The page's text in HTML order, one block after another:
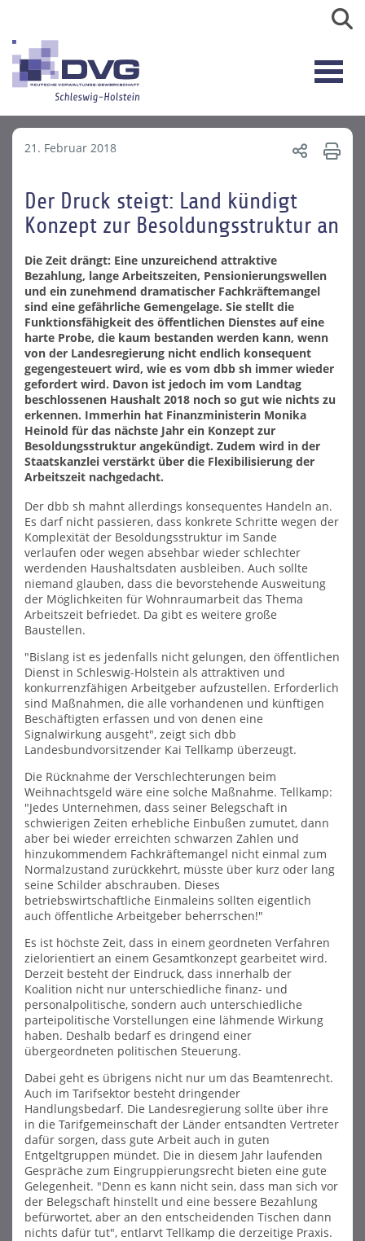
21. Februar 2018
Der Druck steigt: Land kündigt
Konzept zur Besoldungsstruktur an
Die Zeit drängt: Eine unzureichend attraktive
Bezahlung, lange Arbeitszeiten, Pensionierungswellen
und ein zunehmend dramatischer Fachkräftemangel
sind eine gefährliche Gemengelage. Sie stellt die
Funktionsfähigkeit des öffentlichen Dienstes auf eine
harte Probe, die kaum bestanden werden kann, wenn
von der Landesregierung nicht endlich konsequent
gegengesteuert wird, wie es vom dbb sh immer wieder
gefordert wird. Davon ist jedoch im vom Landtag
beschlossenen Haushalt 2018 noch so gut wie nichts zu
erkennen. Immerhin hat Finanzministerin Monika
Heinold für das nächste Jahr ein Konzept zur
Besoldungsstruktur angekündigt. Zudem wird in der
Staatskanzlei verstärkt über die Flexibilisierung der
Arbeitszeit nachgedacht.
Der dbb sh mahnt allerdings konsequentes Handeln an.
Es darf nicht passieren, dass konkrete Schritte wegen der
Komplexität der Besoldungsstruktur im Sande
verlaufen oder wegen absehbar wieder schlechter
werdenden Haushaltsdaten ausbleiben. Auch sollte
niemand glauben, dass die bevorstehende Ausweitung
der Möglichkeiten für Wohnraumarbeit das Thema
Arbeitszeit befriedet. Da gibt es weitere große
Baustellen.
"Bislang ist es jedenfalls nicht gelungen, den öffentlichen
Dienst in Schleswig-Holstein als attraktiven und
konkurrenzfähigen Arbeitgeber aufzustellen. Erforderlich
sind Maßnahmen, die alle vorhandenen und künftigen
Beschäftigten erfassen und von denen eine
Signalwirkung ausgeht", zeigt sich dbb
Landesbundvorsitzender Kai Tellkamp überzeugt.
Die Rücknahme der Verschlechterungen beim
Weihnachtsgeld wäre eine solche Maßnahme. Tellkamp:
"Jedes Unternehmen, dass seiner Belegschaft in
schwierigen Zeiten erhebliche Einbußen zumutet, dann
aber bei wieder erreichten schwarzen Zahlen und
hinzukommendem Fachkräftemangel nicht einmal zum
Normalzustand zurückkehrt, müsste über kurz oder lang
seine Schilder abschrauben. Dieses
betriebswirtschaftliche Einmaleins sollten eigentlich
auch öffentliche Arbeitgeber beherrschen!"
Es ist höchste Zeit, dass in einem geordneten Verfahren
zielorientiert an einem Gesamtkonzept gearbeitet wird.
Derzeit besteht der Eindruck, dass innerhalb der
Koalition nicht nur unterschiedliche finanz- und
personalpolitische, sondern auch unterschiedliche
parteipolitische Vorstellungen eine lähmende Wirkung
haben. Deshalb bedarf es dringend einer
übergeordneten politischen Steuerung.
Dabei geht es übrigens nicht nur um das Beamtenrecht.
Auch im Tarifsektor besteht dringender
Handlungsbedarf. Die Landesregierung sollte über ihre
in die Tarifgemeinschaft der Länder entsandten Vertreter
dafür sorgen, dass gute Arbeit auch in guten
Entgeltgruppen mündet. Die in diesem Jahr laufenden
Gespräche zum Eingruppierungsrecht bieten eine gute
Gelegenheit. "Denn es kann nicht sein, dass man sich vor
der Belegschaft hinstellt und eine bessere Bezahlung
befürwortet, aber an den entscheidenden Tischen dann
nichts dafür tut", entlarvt Tellkamp die derzeitige Praxis.